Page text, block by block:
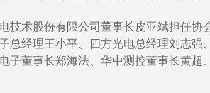
技术股份有限公司董事长皮亚斌担任协
总经理王小平、四方光电总经理刘志强
董事长郑海法、华中测控董事长黄超、